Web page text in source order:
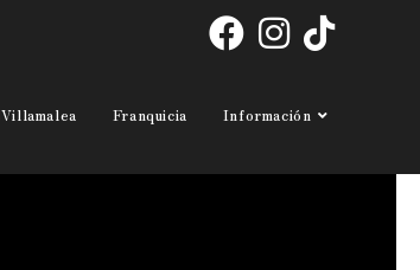
Villamalea Franquicia Información